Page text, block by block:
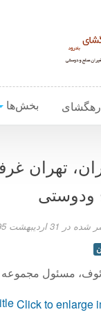
بخش‌ها
تهران
ودوستی
31 ارديبهشت 1395
مسئول مجموعه